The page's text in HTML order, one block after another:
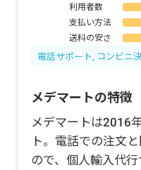
利用者数
支払い方法
送料の安さ
電話サポート, コンビニ
メデマートの特徴
メデマートは2016
ト。電話での注文
ので、個人輸入代